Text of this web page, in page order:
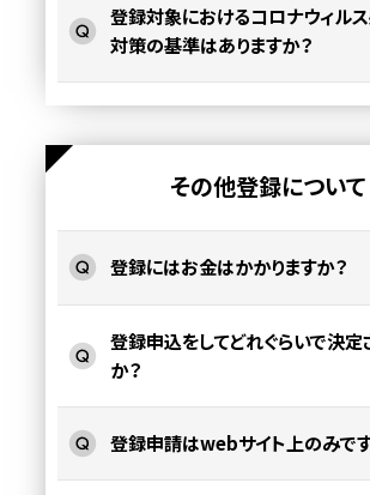
登録対象におけるコロナウィル
対策の基準はありますか？
その他登録について
登録にはお金はかかりますか？
登録申込をしてどれぐらいで決定
か？
登録申請はwebサイト上のみで